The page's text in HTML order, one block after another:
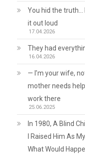
You hid the truth…
it out loud
17.04.2026
They had
16.04.2026
— I’m your wife,
mother needs
work there
25.06.2025
In 1980, A Blind
I Raised Him As
What Would